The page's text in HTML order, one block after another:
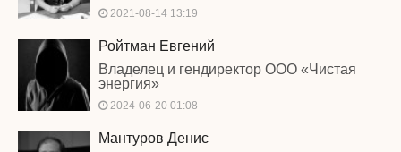
2021-08-14 13:19
Ройтман Евгений
Владелец и гендиректор ООО «Чистая
энергия»
2024-06-20 01:08
Мантуров Денис